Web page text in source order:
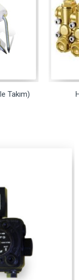
Takım)